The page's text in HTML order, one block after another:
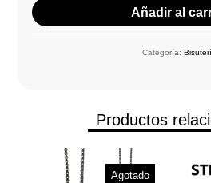
Añadir al
Categoría:
Productos
Agotado